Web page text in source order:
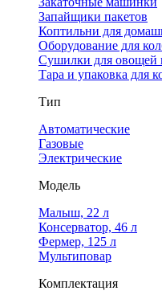
Запайщики пакетов
Коптильни для
Оборудование для
Сушилки для овощей
Тара и упаковка для
Тип
Автоматические
Газовые
Электрические
Модель
Малыш, 22 л
Консерватор, 46 л
Фермер, 125 л
Мультиповар
Комплектация